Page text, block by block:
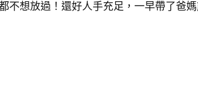
不想放過！還好人手充足，一早帶了爸